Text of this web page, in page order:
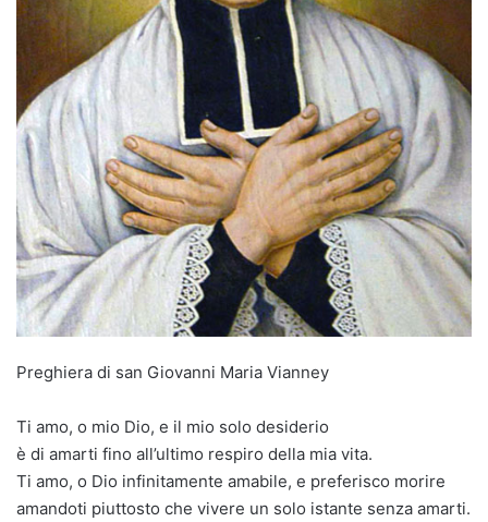
Preghiera di san Giovanni Maria Vianney
Ti amo, o mio Dio, e il mio solo desiderio
è di amarti fino all’ultimo respiro della mia vita.
Ti amo, o Dio infinitamente amabile, e preferisco morire
amandoti piuttosto che vivere un solo istante senza amarti.